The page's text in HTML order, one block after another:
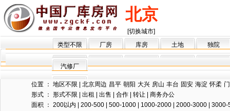
北京
[切换城市]
类型不限
厂房 库房 土地 独院
汽修厂
位置 ： 地区不限 北京周边 昌平 朝阳 大兴 房山 丰台 固安 海淀 怀柔
形式 ： 形式不限 出租 出售 合作 转让
商务办公
面积 ： 200以内 200-500 500-1000 1000-2000 2000-3000
3000-